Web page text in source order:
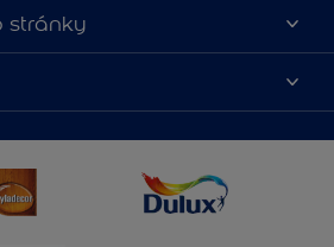
stránky